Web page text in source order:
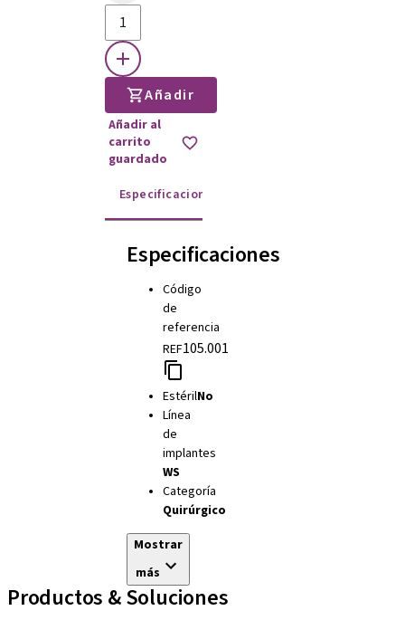
Añadir
Añadir al
carrito
guardado
Especificaciones
Especificaciones
Código
de
referencia
REF105.001
EstérilNo
Línea
de
implantes
WS
Categoría
Quirúrgico
Mostrar
más
Productos & Soluciones